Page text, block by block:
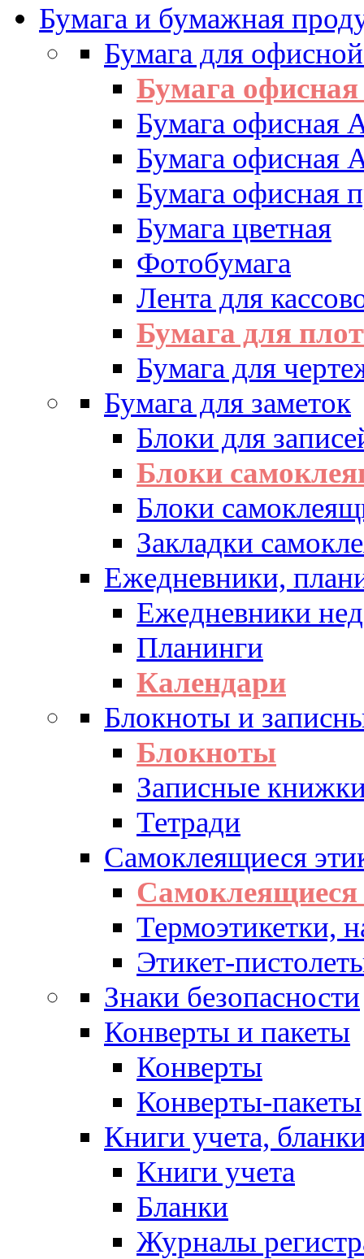
Бумага и бумажная
Бумага для
Бумага
Бумага офисная
Бумага офисная
Бумага офисная
Бумага цветная
Фотобумага
Лента для
Бумага для
Бумага для
Бумага для заметок
Блоки для
Блоки
Блоки
Закладки
Ежедневники,
Ежедневники
Планинги
Календари
Блокноты и
Блокноты
Записные
Тетради
Самоклеящиеся
Самоклеящиеся
Термоэтикетки,
Этикет-
Знаки безопасности
Конверты и пакеты
Конверты
Конверты-пакеты
Книги учета,
Книги учета
Бланки
Журналы